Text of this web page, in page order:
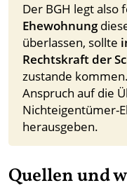
Der BGH legt also
Ehewohnung
überlassen, sollte
Rechtskraft der
zustande
Anspruch auf die
Nichteigentümer-
herausgeben.
Quellen und